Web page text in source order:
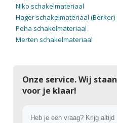
Niko schakelmateriaal
Hager schakelmateriaal (Berker)
Peha schakelmateriaal
Merten schakelmateriaal
Onze service. Wij staan
voor je klaar!
Heb je een vraag? Krijg altijd